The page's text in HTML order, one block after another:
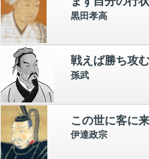
黒田孝高
孫武
この世に客に
伊達政宗